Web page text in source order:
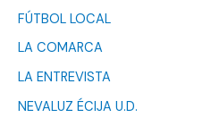
FÚTBOL LOCAL
LA COMARCA
LA ENTREVISTA
NEVALUZ ÉCIJA U.D.